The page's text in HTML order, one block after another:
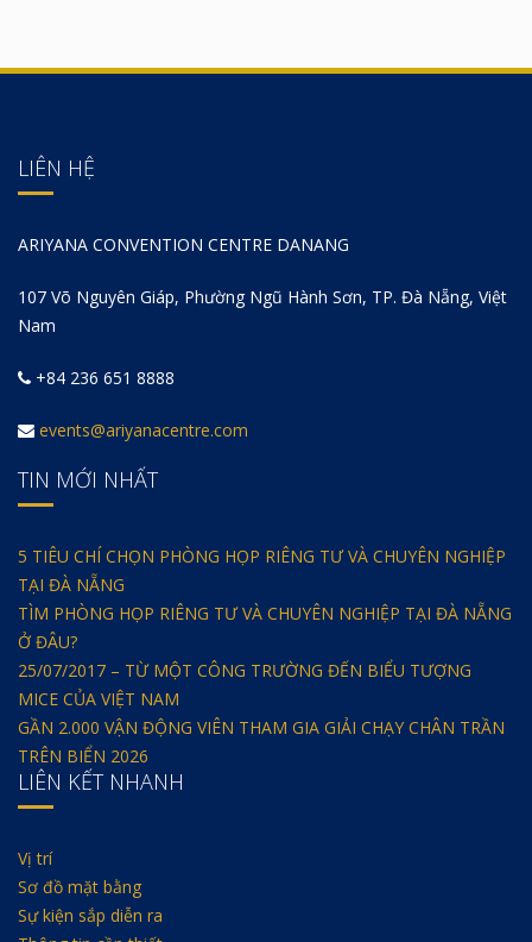
LIÊN HỆ
ARIYANA CONVENTION CENTRE DANANG
107 Võ Nguyên Giáp, Phường Ngũ Hành Sơn, TP. Đà Nẵng, Việt
Nam
+84 236 651 8888
events@ariyanacentre.com
TIN MỚI NHẤT
5 TIÊU CHÍ CHỌN PHÒNG HỌP RIÊNG TƯ VÀ CHUYÊN NGHIỆP
TẠI ĐÀ NẴNG
TÌM PHÒNG HỌP RIÊNG TƯ VÀ CHUYÊN NGHIỆP TẠI ĐÀ NẴNG
Ở ĐÂU?
25/07/2017 – TỪ MỘT CÔNG TRƯỜNG ĐẾN BIỂU TƯỢNG
MICE CỦA VIỆT NAM
GẦN 2.000 VẬN ĐỘNG VIÊN THAM GIA GIẢI CHẠY CHÂN TRẦN
TRÊN BIỂN 2026
LIÊN KẾT NHANH
Vị trí
Sơ đồ mặt bằng
Sự kiện sắp diễn ra